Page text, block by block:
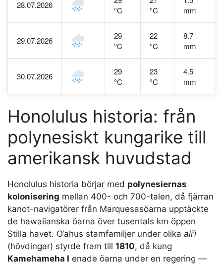
28.07.2026
°C
°C
mm
29.07.2026
29
°C
22
°C
8.7
mm
30.07.2026
29
°C
23
°C
4.5
mm
Honolulus historia: från
polynesiskt kungarike till
amerikansk huvudstad
Honolulus historia börjar med polynesiernas
kolonisering mellan 400- och 700-talen, då fjärran
kanot-navigatörer från Marquesasöarna upptäckte
de hawaiianska öarna över tusentals km öppen
Stilla havet. O’ahus stamfamiljer under olika ali’i
(hövdingar) styrde fram till 1810, då kung
Kamehameha I enade öarna under en regering —